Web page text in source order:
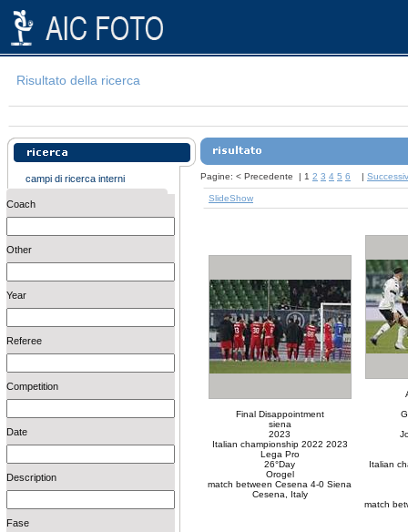
Risultato della ricerca
campi di ricerca interni
Coach
Other
Year
Referee
Competition
Date
Description
Fase
Pagine: < Precedente | 1 2 3 4 5 6 |
SlideShow
Final Disappointment
siena
2023
Italian championship 2022 2023
Lega Pro
26°Day
Orogel
match between Cesena 4-0 Siena
Cesena, Italy
Italian
match